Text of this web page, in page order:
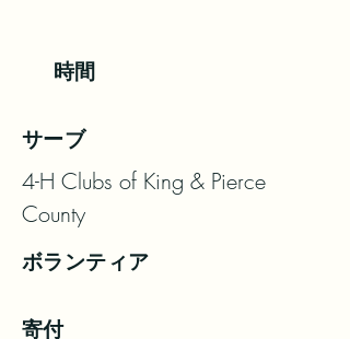
時間
サーブ
4-H Clubs of King & Pierce
County
ボランティア
寄付